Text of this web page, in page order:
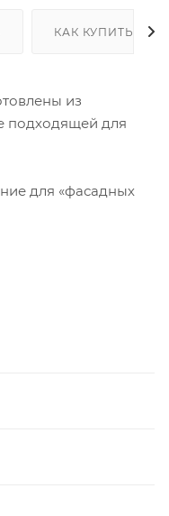
КАК КУПИТЬ
из
подходящей для
для «фасадных